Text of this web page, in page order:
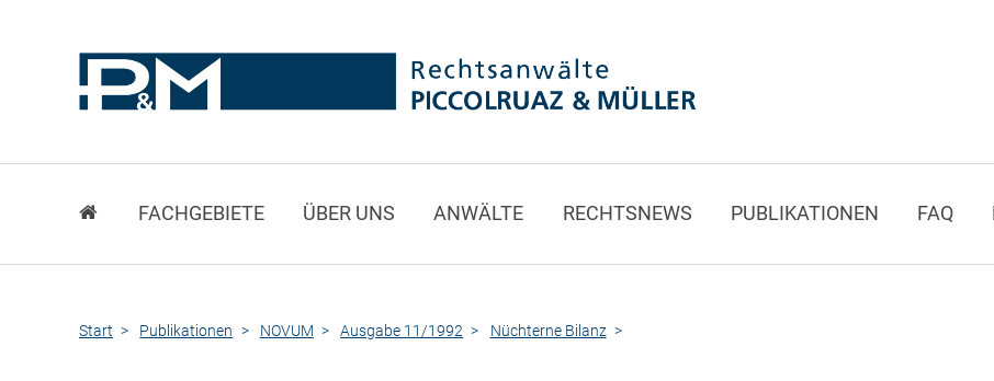
FACHGEBIETE ÜBER UNS ANWÄLTE RECHTSNEWS PUBLIKATIONEN FAQ
Start Publikationen NOVUM Ausgabe 11/1992 Nüchterne Bilanz